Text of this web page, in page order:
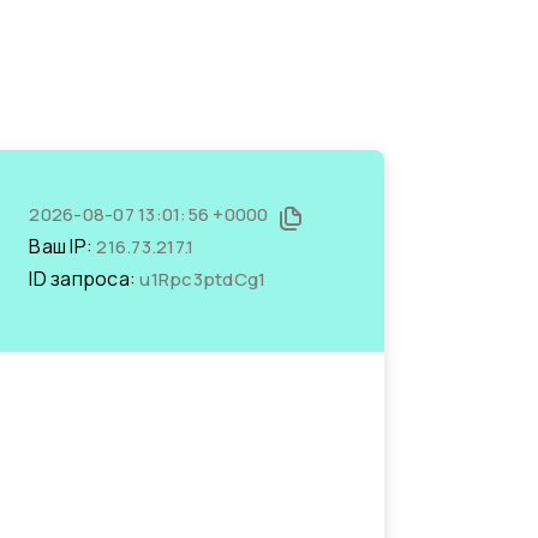
2026-08-07 13:01:56 +0000
Ваш IP:216.73.217.1
ID запроса:u1Rpc3ptdCg1